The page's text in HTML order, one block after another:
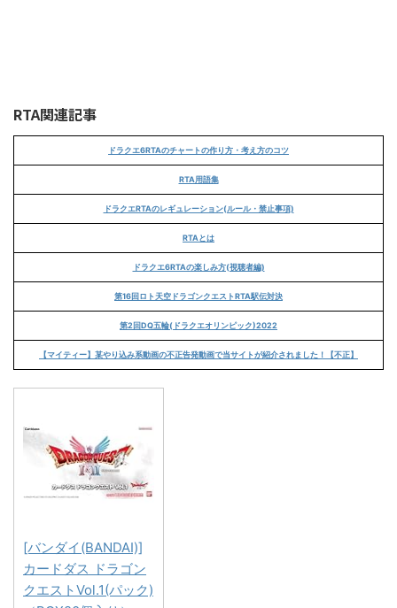
RTA関連記事
ドラクエ6RTAのチャートの作り方・考え方のコツ
RTA用語集
ドラクエRTAのレギュレーション(ルール・禁止事項)
RTAとは
ドラクエ6RTAの楽しみ方(視聴者編)
第16回ロト天空ドラゴンクエストRTA駅伝対決
第2回DQ五輪(ドラクエオリンピック)2022
【マイティー】某やり込み系動画の不正告発動画で当サイトが紹介されました！【不正】
[バンダイ(BANDAI)]
カードダス ドラゴン
クエストVol.1(パック)